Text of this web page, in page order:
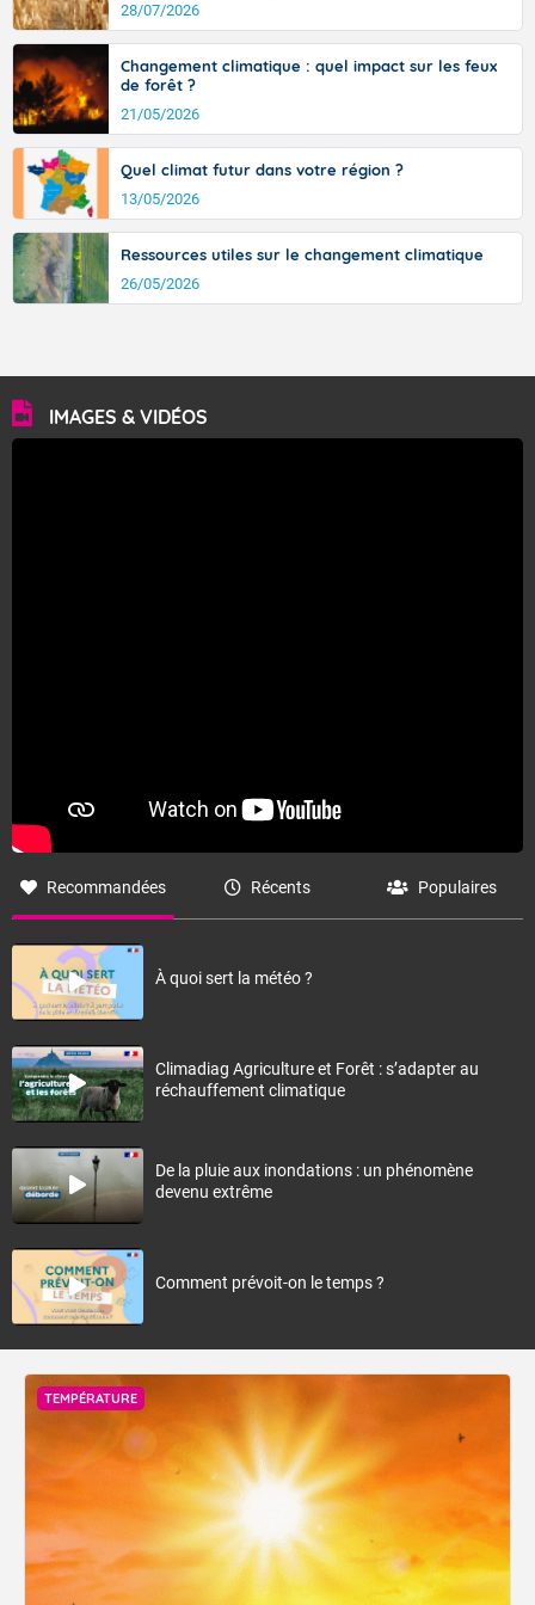
avec des pointes jusqu'à 37 à 38 degrés dans l'arrière-
pays varois et en vallée de la Garonne.
28/07/2026
Changement climatique : quel impact sur les feux
de forêt ?
21/05/2026
Quel climat futur dans votre région ?
13/05/2026
Ressources utiles sur le changement climatique
26/05/2026
IMAGES & VIDÉOS
Recommandées Récents Populaires
À quoi sert la météo ?
Climadiag Agriculture et Forêt : s’adapter au
réchauffement climatique
De la pluie aux inondations : un phénomène
devenu extrême
Comment prévoit-on le temps ?
TEMPÉRATURE